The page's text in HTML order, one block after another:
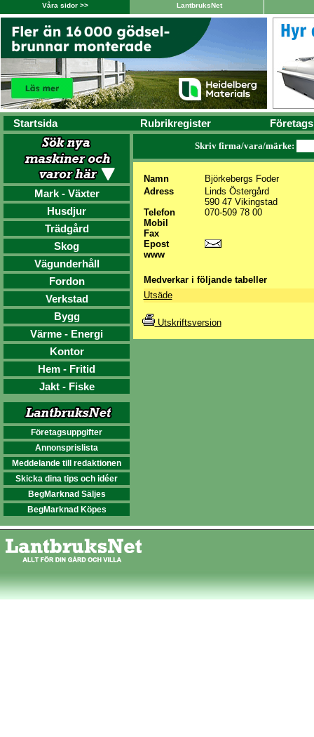
Våra sidor >> LantbruksNet
Startsida Rubrikregister
Mark - Växter
Husdjur
Trädgård
Skog
Vägunderhåll
Fordon
Verkstad
Bygg
Värme - Energi
Kontor
Hem - Fritid
Jakt - Fiske
Företagsuppgifter
Annonsprislista
Meddelande till redaktionen
Skicka dina tips och idéer
BegMarknad Säljes
BegMarknad Köpes
Skriv firma/vara/märke:
Namn
Björkebergs Foder
Adress
Linds Östergård
590 47 Vikingstad
Telefon
070-509 78 00
Mobil
Fax
Epost
www
Medverkar i följande tabeller
Utsäde
Utskriftsversion